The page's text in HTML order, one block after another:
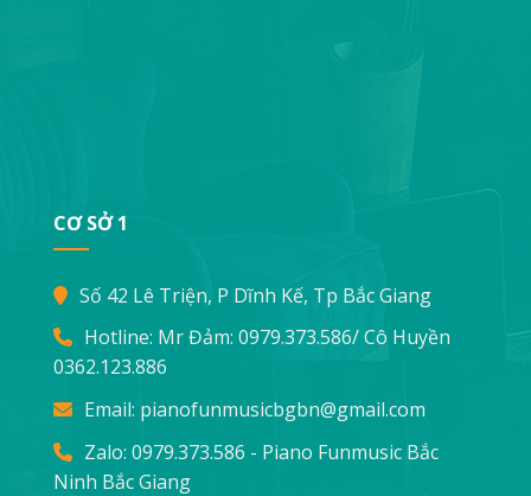
CƠ SỞ 1
Số 42 Lê Triện, P Dĩnh Kế, Tp Bắc Giang
Hotline: Mr Đảm: 0979.373.586/ Cô Huyền
0362.123.886
Email: pianofunmusicbgbn@gmail.com
Zalo: 0979.373.586 - Piano Funmusic Bắc
Ninh Bắc Giang